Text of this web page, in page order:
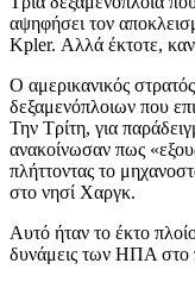
αψηφήσει τον
Kpler. Αλλά έκτοτε,
Ο αμερικανικός
δεξαμενόπλοιων που
Την Τρίτη, για
ανακοίνωσαν πως
πλήττοντας το
στο νησί Χαργκ.
Αυτό ήταν το έκτο
δυνάμεις των ΗΠΑ στο